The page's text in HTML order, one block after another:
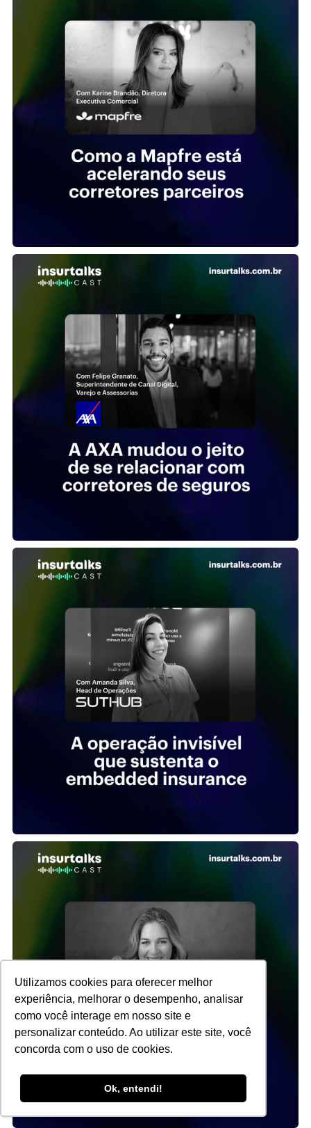
Utilizamos cookies para oferecer melhor
experiência, melhorar o desempenho, analisar
como você interage em nosso site e
personalizar conteúdo. Ao utilizar este site, você
concorda com o uso de cookies.
Ok, entendi!